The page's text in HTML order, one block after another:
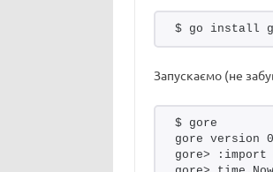
$ go install
Запускаємо (не
$ gore
gore version
gore> :import